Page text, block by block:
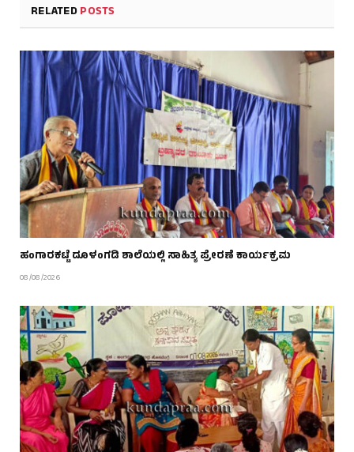
RELATEDPOSTS
ಹಂಗಾರಕಟ್ಟೆ ದೂಳಂಗಡಿ ಶಾಲೆಯಲ್ಲಿ ಸಾಹಿತ್ಯ ಪ್ರೇರಣೆ ಕಾರ್ಯಕ್ರಮ
08/08/2026